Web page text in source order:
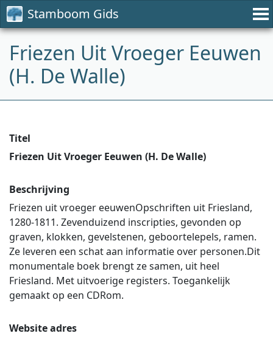
Stamboom Gids
Friezen Uit Vroeger Eeuwen
(H. De Walle)
Titel
Friezen Uit Vroeger Eeuwen (H. De Walle)
Beschrijving
Friezen uit vroeger eeuwenOpschriften uit Friesland,
1280-1811. Zevenduizend inscripties, gevonden op
graven, klokken, gevelstenen, geboortelepels, ramen.
Ze leveren een schat aan informatie over personen.Dit
monumentale boek brengt ze samen, uit heel
Friesland. Met uitvoerige registers. Toegankelijk
gemaakt op een CDRom.
Website adres